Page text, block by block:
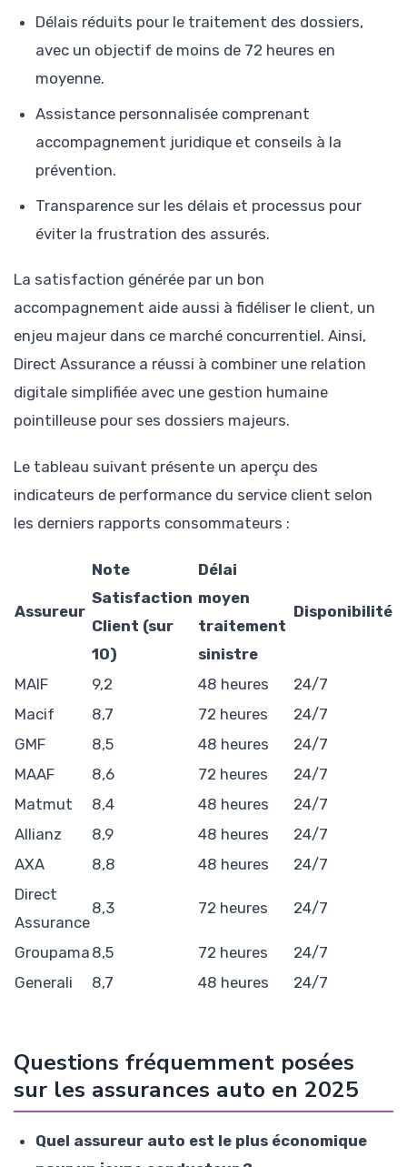
Délais réduits pour le traitement des dossiers,
avec un objectif de moins de 72 heures en
moyenne.
Assistance personnalisée comprenant
accompagnement juridique et conseils à la
prévention.
Transparence sur les délais et processus pour
éviter la frustration des assurés.
La satisfaction générée par un bon
accompagnement aide aussi à fidéliser le client, un
enjeu majeur dans ce marché concurrentiel. Ainsi,
Direct Assurance a réussi à combiner une relation
digitale simplifiée avec une gestion humaine
pointilleuse pour ses dossiers majeurs.
Le tableau suivant présente un aperçu des
indicateurs de performance du service client selon
les derniers rapports consommateurs :
Assureur
Note
Satisfaction
Client (sur
10)
Délai
moyen
traitement
sinistre
Disponibilité
MAIF 9,2 48 heures
24/7
Macif
8,7 72 heures
24/7
GMF
8,5 48 heures
24/7
MAAF
8,6 72 heures
24/7
Matmut
8,4 48 heures
24/7
Allianz
8,9 48 heures
24/7
AXA
8,8 48 heures
24/7
Direct
Assurance
8,3 72 heures 24/7
Groupama 8,5 72 heures
24/7
Generali
8,7 48 heures 24/7
Questions fréquemment posées
sur les assurances auto en 2025
Quel assureur auto est le plus économique